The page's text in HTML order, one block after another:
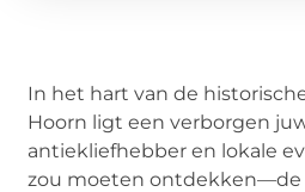
In het hart van de
Hoorn ligt een verborgen
antiekliefhebber en lokale
zou moeten